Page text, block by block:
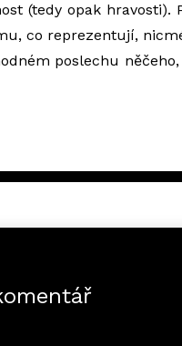
(tedy opak hravosti).
co reprezentují,
poslechu